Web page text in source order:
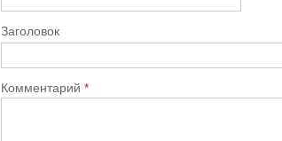
Заголовок
Комментарий*